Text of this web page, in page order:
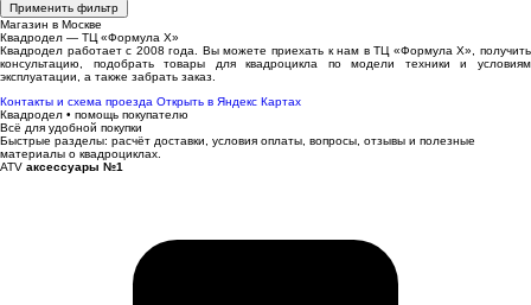
Применить фильтр
Магазин в Москве
Квадродел — ТЦ «Формула Х»
Квадродел работает с 2008 года. Вы можете приехать к нам в ТЦ «Формула Х», получить
консультацию, подобрать товары для квадроцикла по модели техники и условиям
эксплуатации, а также забрать заказ.
Контакты и схема проезда Открыть в Яндекс Картах
Квадродел • помощь покупателю
Всё для удобной покупки
Быстрые разделы: расчёт доставки, условия оплаты, вопросы, отзывы и полезные
материалы о квадроциклах.
ATV аксессуары №1